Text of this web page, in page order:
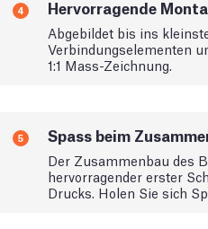
4 Hervorragende
Abgebildet bis ins
Verbindungselementen
1:1 Mass-Zeichnung.
5 Spass beim
Der Zusammenbau des
hervorragender erster
Drucks. Holen Sie sich